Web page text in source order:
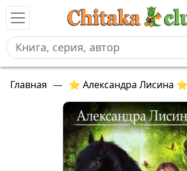
Главная — ⭐ Александра Лисина ⭐